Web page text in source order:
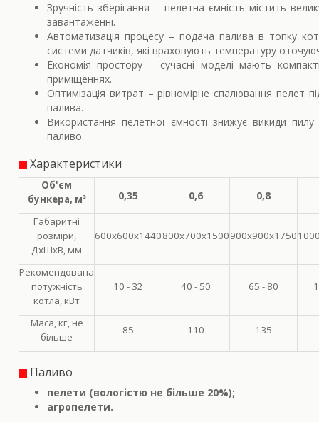
Зручність зберігання – пелетна ємність містить
завантаженні.
Автоматизація процесу – подача палива в топку
системи датчиків, які враховують температуру
Економія простору – сучасні моделі мають
приміщеннях.
Оптимізація витрат – рівномірне спалювання пелет
палива.
Використання пелетної ємності знижує викиди
паливо.
Характеристики
Об'єм
бункера, м³
0,35 0,6 0,8
Габаритні
розміри,
ДхШхВ, мм
600х600х1440800х700х1500900х900х1750
Рекомендована
потужність
котла, кВт
10 - 32 40 - 50 65 - 80
Маса, кг, не
більше
85 110 135
Паливо
пелети (вологістю не більше 20%);
агропелети.